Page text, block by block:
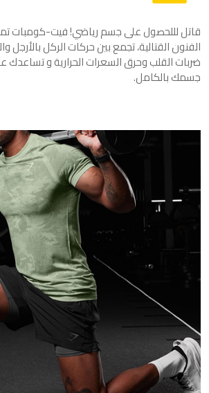
قاتل لللحصول على جسم رياضي! فيت-كومبات
الفنون القتالية، تجمع بين حركات الركل
ضربات القلب وحرق السعرات الحرارية و تساعدك
جسمك بالكامل.